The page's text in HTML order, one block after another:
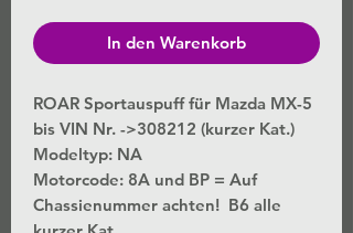
In den Warenkorb
ROAR Sportauspuff für Mazda MX-5
bis VIN Nr. ->308212 (kurzer Kat.)
Modeltyp: NA
Motorcode: 8A und BP = Auf
Chassienummer achten! B6 alle